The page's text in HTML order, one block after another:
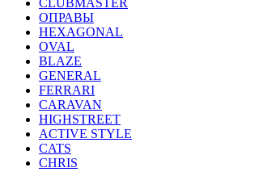
CLUBMASTER
ОПРАВЫ
HEXAGONAL
OVAL
BLAZE
GENERAL
FERRARI
CARAVAN
HIGHSTREET
ACTIVE STYLE
CATS
CHRIS